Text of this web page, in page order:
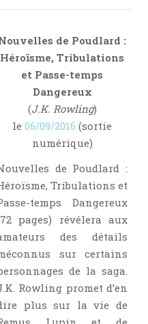
de Poudlard :
Héroïsme, Tribulations
et Passe-temps
Dangereux
(J.K. Rowling)
le 06/09/2016 (sortie
numérique)
de Poudlard :
Tribulations et
temps Dangereux
pages) révélera aux
des détails
sur certains
de la saga.
Rowling promet d’en
plus sur la vie de